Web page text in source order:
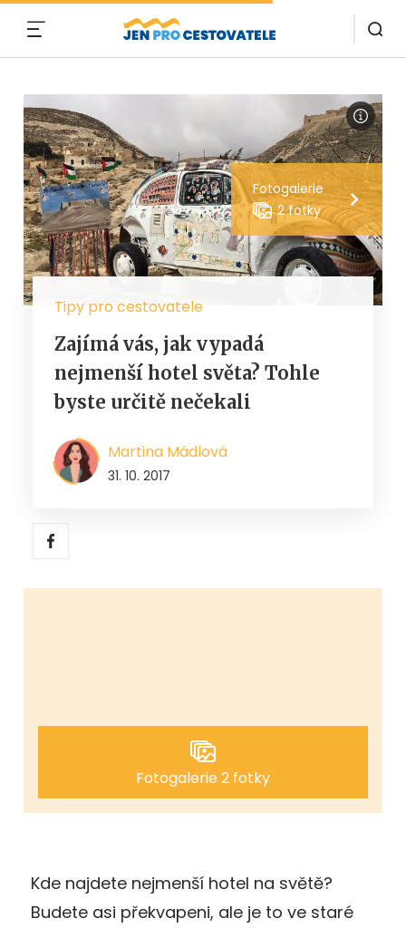
Fotogalerie
2 fotky
Tipy pro cestovatele
Zajímá vás, jak vypadá
nejmenší hotel světa? Tohle
byste určitě nečekali
Martina Mádlová
31. 10. 2017
Fotogalerie 2 fotky
Kde najdete nejmenší hotel na světě?
Budete asi překvapeni, ale je to ve staré